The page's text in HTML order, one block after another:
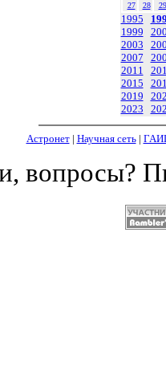
27
28 29
1995
1999
2003
2007
2011
2015
2019
2023
Астронет| Научная сеть|
вопросы?